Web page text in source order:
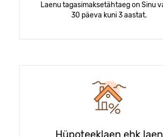
Laenu tagasimaksetähtaeg on Sinu
30 päeva kuni 3 aastat.
Hüpoteeklaen ehk laen